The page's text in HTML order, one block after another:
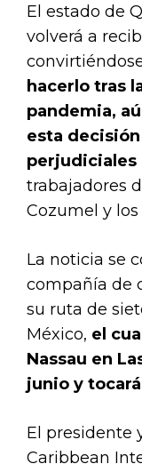
El estado de
volverá a
hacerlo tras
pandemia,
esta
perjudiciales
trabajadores
Cozumel y
La noticia se
compañía de
su ruta de
México, el
Nassau en
junio y
El presidente
Caribbean